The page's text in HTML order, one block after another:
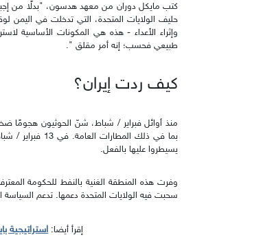
كتب مايكل دوران من معهد هدسون، "بدلًا من إجبار
حليف الولايات المتحدة، التي تدخلت في اليمن
وإثراء الأعداء - هذه هي المكونات الأساسية
طبيعي فحسب؛ إنه أمر مقلق ".
كيف ردت إيران؟
منذ أوائل فبراير / شباط، شنّ الحوثيون هجومًا
بما في ذلك
يسيطروا عليها بالفعل.
وفرت هذه المنطقة الغنية بالنفط للحكومة
سحبت فيه الولايات المتحدة دعمها. تدعم السياسة
إقرأ أيضا: